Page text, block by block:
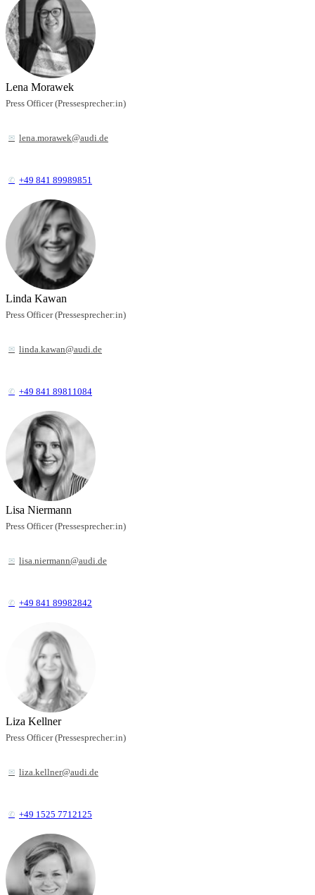
Lena Morawek
Press Officer (Pressesprecher:in)
lena.morawek@audi.de
+49 841 89989851
Linda Kawan
Press Officer (Pressesprecher:in)
linda.kawan@audi.de
+49 841 89811084
Lisa Niermann
Press Officer (Pressesprecher:in)
lisa.niermann@audi.de
+49 841 89982842
Liza Kellner
Press Officer (Pressesprecher:in)
liza.kellner@audi.de
+49 1525 7712125